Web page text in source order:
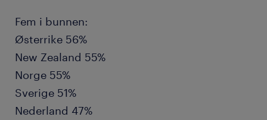
Fem i bunnen:
Østerrike 56%
New Zealand 55%
Norge 55%
Sverige 51%
Nederland 47%